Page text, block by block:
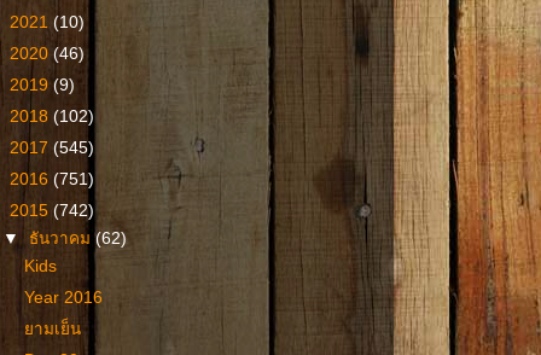
2021 (10)
2020 (46)
2019 (9)
2018 (102)
2017 (545)
2016 (751)
2015 (742)
▼ ธันวาคม(62)
Kids
Year 2016
ยามเย็น